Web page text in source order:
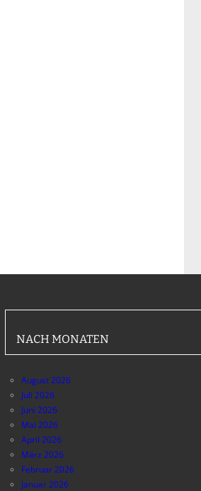
NACH MONATEN
August 2026
Juli 2026
Juni 2026
Mai 2026
April 2026
März 2026
Februar 2026
Januar 2026